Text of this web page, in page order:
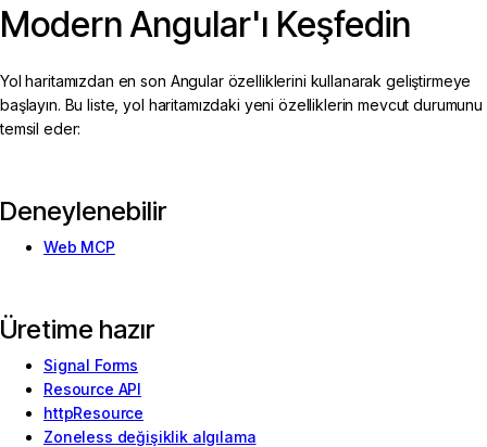
Modern Angular'ı Keşfedin
Yol haritamızdan en son Angular özelliklerini kullanarak geliştirmeye
başlayın. Bu liste, yol haritamızdaki yeni özelliklerin mevcut durumunu
temsil eder:
Deneylenebilir
Web MCP
Üretime hazır
Signal Forms
Resource API
httpResource
Zoneless değişiklik algılama